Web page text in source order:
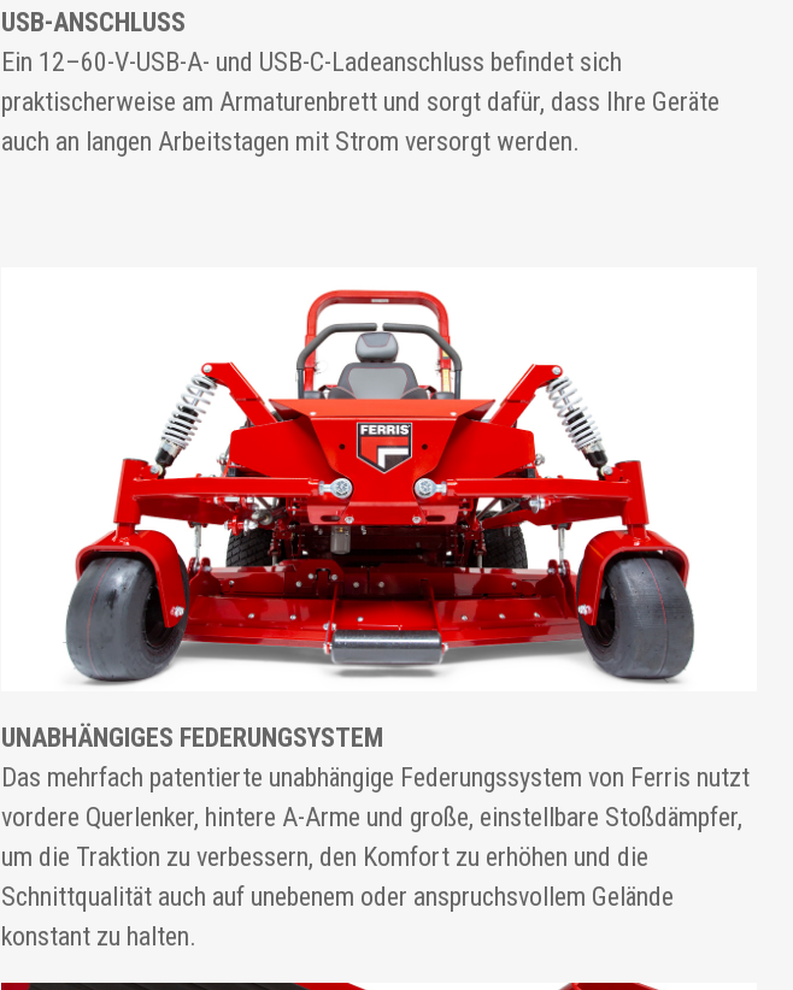
USB-ANSCHLUSS
Ein 12–60-V-USB-A- und USB-C-Ladeanschluss befindet sich
praktischerweise am Armaturenbrett und sorgt dafür, dass Ihre Geräte
auch an langen Arbeitstagen mit Strom versorgt werden.
UNABHÄNGIGES FEDERUNGSYSTEM
Das mehrfach patentierte unabhängige Federungssystem von Ferris nutzt
vordere Querlenker, hintere A-Arme und große, einstellbare Stoßdämpfer,
um die Traktion zu verbessern, den Komfort zu erhöhen und die
Schnittqualität auch auf unebenem oder anspruchsvollem Gelände
konstant zu halten.